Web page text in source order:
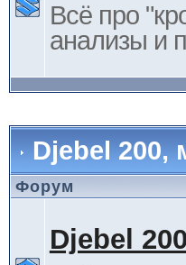
Всё про
анализы и
Djebel 200,
Форум
Djebel